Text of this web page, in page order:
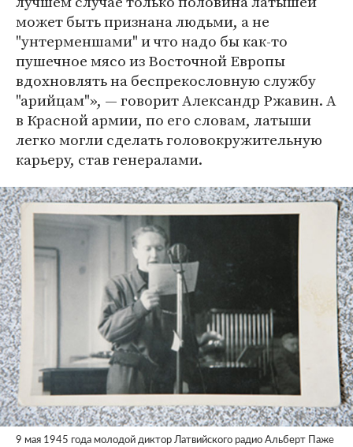
может быть признана людьми, а не
"унтерменшами" и что надо бы как-то
пушечное мясо из Восточной Европы
вдохновлять на беспрекословную службу
"арийцам"», — говорит Александр Ржавин. А
в Красной армии, по его словам, латыши
легко могли сделать головокружительную
карьеру, став генералами.
9 мая 1945 года молодой диктор Латвийского радио Альберт Паже